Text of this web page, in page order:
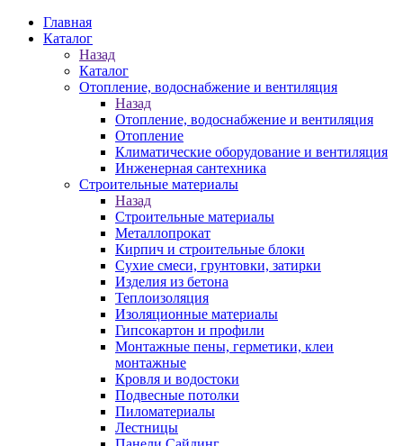
Главная
Каталог
Назад
Каталог
Отопление, водоснабжение и вентиляция
Назад
Отопление, водоснабжение и вентиляция
Отопление
Климатические оборудование и вентиляция
Инженерная сантехника
Строительные материалы
Назад
Строительные материалы
Металлопрокат
Кирпич и строительные блоки
Сухие смеси, грунтовки, затирки
Изделия из бетона
Теплоизоляция
Изоляционные материалы
Гипсокартон и профили
Монтажные пены, герметики, клеи
монтажные
Кровля и водостоки
Подвесные потолки
Пиломатериалы
Лестницы